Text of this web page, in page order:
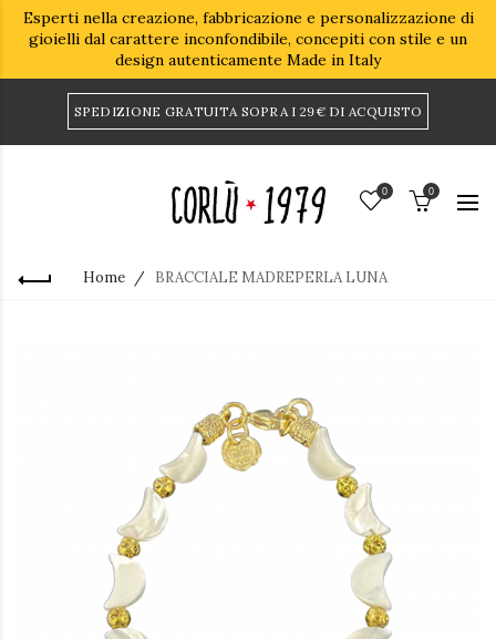
Esperti nella creazione, fabbricazione e personalizzazione di
gioielli dal carattere inconfondibile, concepiti con stile e un
design autenticamente Made in Italy
SPEDIZIONE GRATUITA SOPRA I 29€ DI ACQUISTO
0 0
Home BRACCIALE MADREPERLA LUNA